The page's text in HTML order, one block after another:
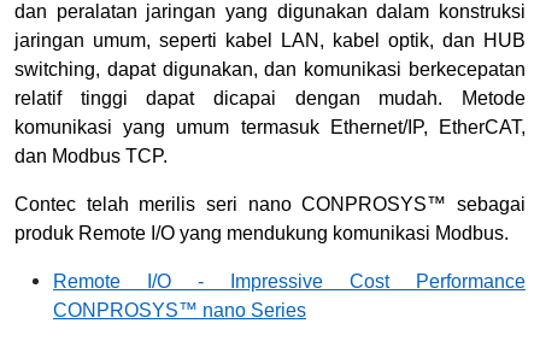
dan peralatan jaringan yang digunakan dalam konstruksi
jaringan umum, seperti kabel LAN, kabel optik, dan HUB
switching, dapat digunakan, dan komunikasi berkecepatan
relatif tinggi dapat dicapai dengan mudah. Metode
komunikasi yang umum termasuk Ethernet/IP, EtherCAT,
dan Modbus TCP.
Contec telah merilis seri nano CONPROSYS™ sebagai
produk Remote I/O yang mendukung komunikasi Modbus.
Remote I/O - Impressive Cost Performance
CONPROSYS™ nano Series